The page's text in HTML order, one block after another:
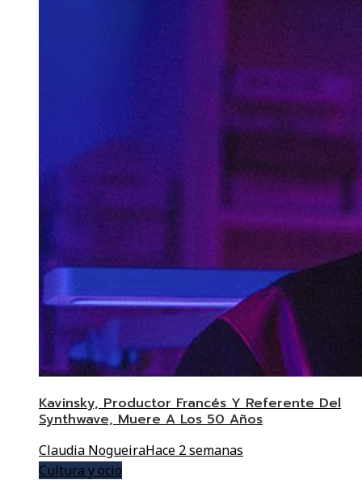
Kavinsky, Productor Francés Y Referente Del
Synthwave, Muere A Los 50 Años
Claudia NogueiraHace 2 semanas
Cultura y ocio